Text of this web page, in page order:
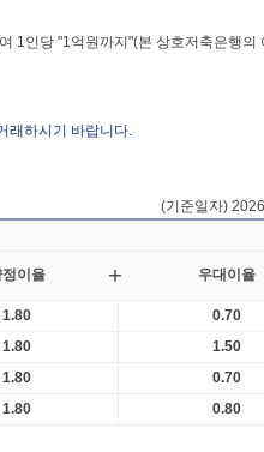
1인당 "1억원까지"(본 상호저축은행의
래하시기 바랍니다.
(기준일자)
정이율 + 우대이율
1.80
0.70
1.80
1.50
1.80
0.70
1.80
0.80